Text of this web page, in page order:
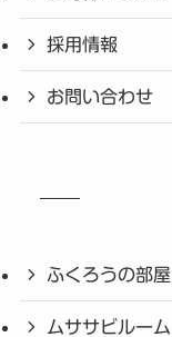
採用情報
お問い合わせ
ふくろうの部屋
ムササビルーム